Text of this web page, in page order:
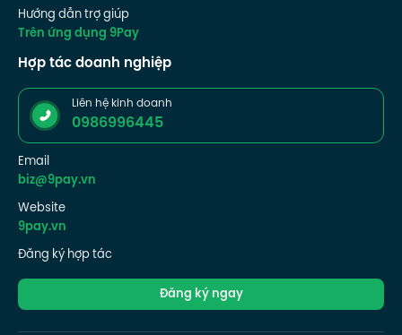
Hướng dẫn trợ giúp
Trên ứng dụng 9Pay
Hợp tác doanh nghiệp
Liên hệ kinh doanh
0986996445
Email
biz@9pay.vn
Website
9pay.vn
Đăng ký hợp tác
Đăng ký ngay